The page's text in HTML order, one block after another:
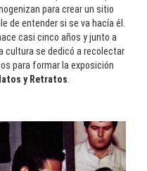
para crear un sitio
de entender si se va hacía él.
casi cinco años y junto a
cultura se dedicó a recolectar
para formar la exposición
y Retratos